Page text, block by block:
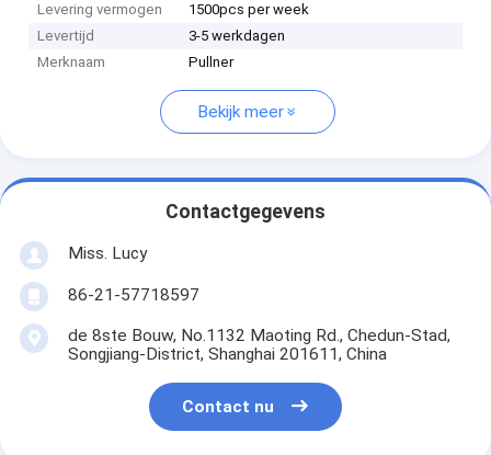
Levering vermogen
1500pcs per week
Levertijd
3-5 werkdagen
Merknaam
Pullner
Bekijk meer
Contactgegevens
Miss. Lucy
86-21-57718597
de 8ste Bouw, No.1132 Maoting Rd., Chedun-Stad,
Songjiang-District, Shanghai 201611, China
Contact nu